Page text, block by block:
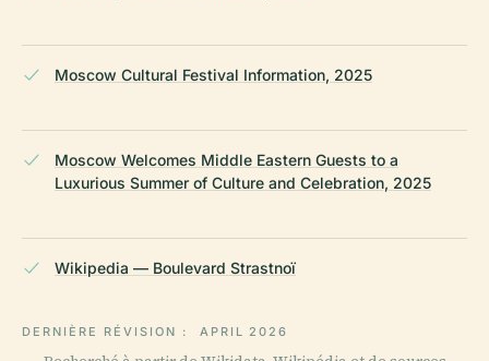
Moscow Cultural Festival Information, 2025
Moscow Welcomes Middle Eastern Guests to a
Luxurious Summer of Culture and Celebration, 2025
Wikipedia — Boulevard Strastnoï
DERNIÈRE RÉVISION : APRIL 2026